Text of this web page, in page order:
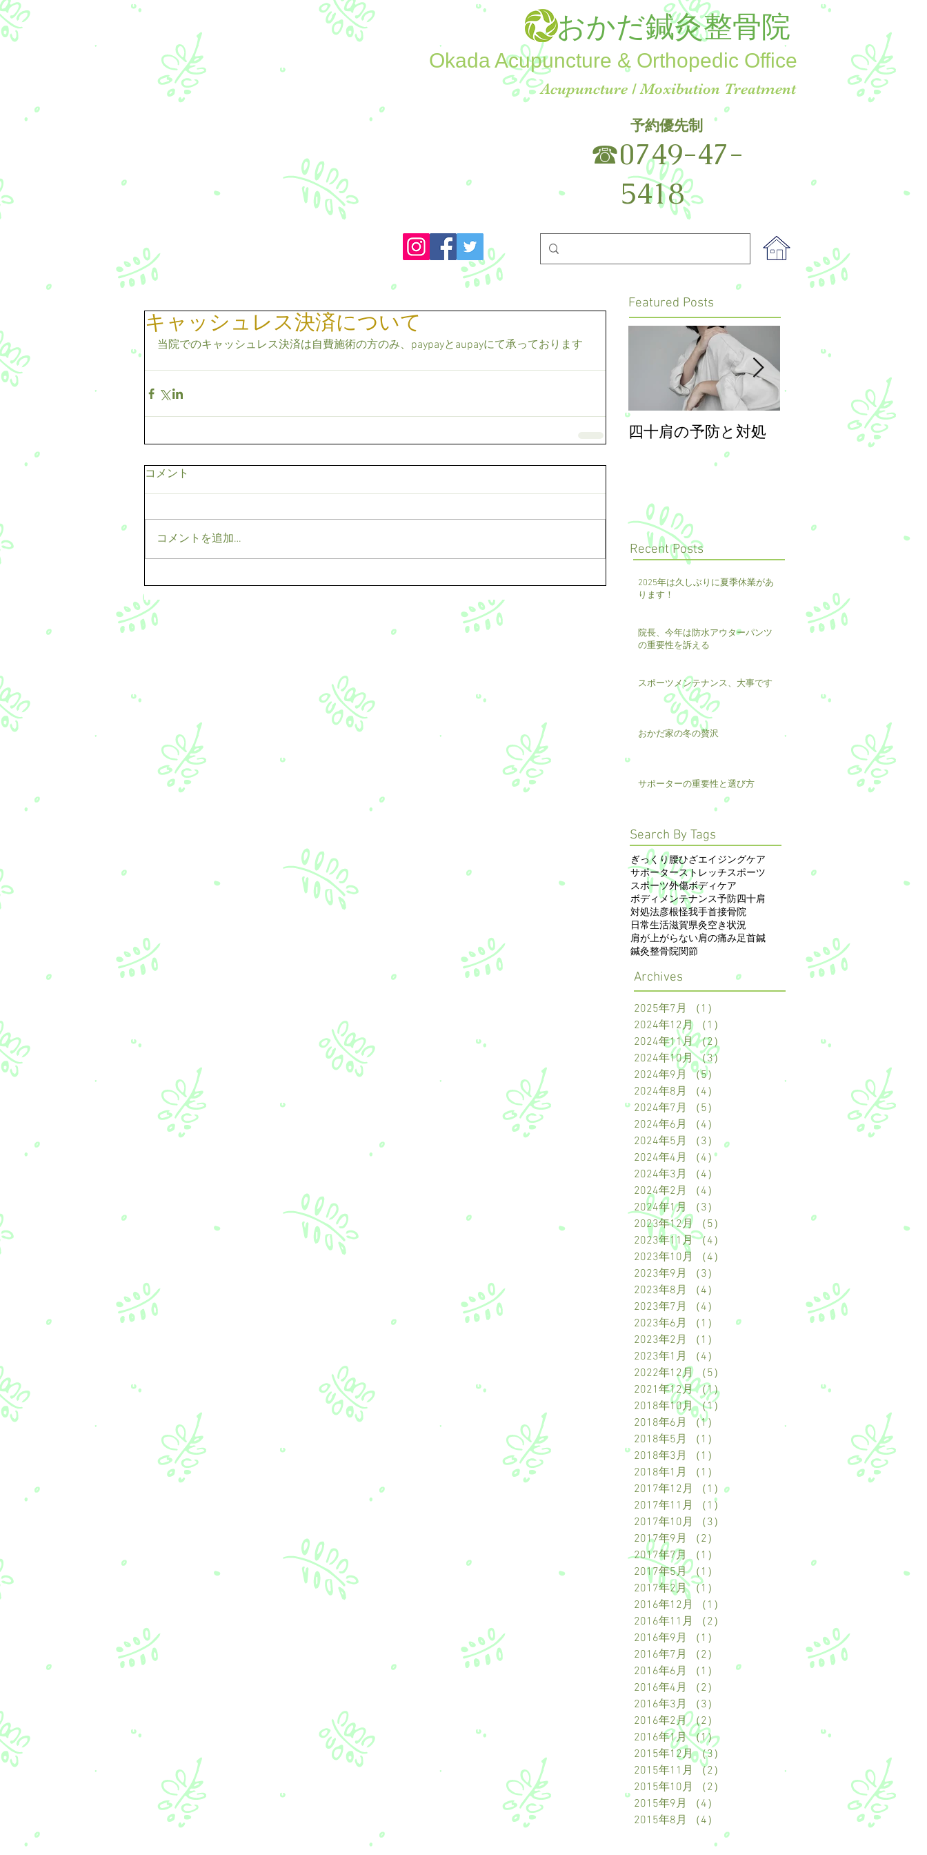
おかだ鍼灸整骨院
Okada Acupuncture & Orthopedic Office
Acupuncture / Moxibution Treatment
予約優先制
☎0749-47-
5418
キャッシュレス決済について
当院でのキャッシュレス決済は自費施術の方のみ、paypayとaupayにて承っております
コメント
コメントを追加…
Featured Posts
四十肩の予防と対処 年末年始のご案内
Recent Posts
2025年は久しぶりに夏季休業があ
ります！
院長、今年は防水アウターパンツ
の重要性を訴える
スポーツメンテナンス、大事です
おかだ家の冬の贅沢
サポーターの重要性と選び方
Search By Tags
ぎっくり腰ひざエイジングケア
サポーターストレッチスポーツ
スポーツ外傷ボディケア
ボディメンテナンス予防四十肩
対処法彦根怪我手首接骨院
日常生活滋賀県灸空き状況
肩が上がらない肩の痛み足首鍼
鍼灸整骨院関節
Archives
2025年7月 （1）
2024年12月
（1）
2024年11月 （2）
2024年10月 （3）
2024年9月 （5）
2024年8月
（4）
2024年7月
（5）
2024年6月
（4）
2024年5月
（3）
3件の記事
2024年4月
（4）
2024年3月
（4）
2024年2月
（4）
2024年1月
（3）
2023年12月
（5）
2023年11月 （4）
2023年10月
（4）
2023年9月
（3）
2023年8月
（4）
2023年7月
（4）
2023年6月
（1）
1件の記事
2023年2月
（1）
2023年1月
（4）
2022年12月
（5）
2021年12月 （1）
2018年10月 （1）
2018年6月
（1）
2018年5月
（1）
2018年3月
（1）
2018年1月
（1）
2017年12月
（1） 1件の記事
2017年11月
（1）
2017年10月
（3）
2017年9月
（2）
2017年7月
（1）
2017年5月 （1）
2017年2月 （1）
2016年12月
（1）
2016年11月
（2）
2016年9月
（1）
2016年7月
（2）
2016年6月
（1）
1件の記事
2016年4月
（2）
2016年3月
（3）
2016年2月 （2）
2016年1月 （1）1件の記事
2015年12月 （3）
2015年11月
（2）
2015年10月
（2）
2015年9月
（4）
2015年8月
（4）